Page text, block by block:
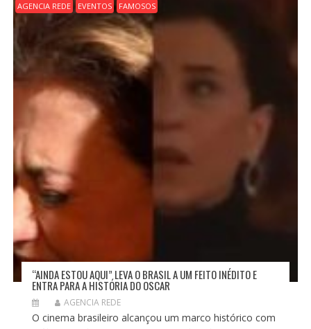
AGENCIA REDE EVENTOS FAMOSOS
“AINDA ESTOU AQUI” LEVA O BRASIL A UM FEITO INÉDITO E
ENTRA PARA A HISTÓRIA DO OSCAR
AGENCIA REDE
O cinema brasileiro alcançou um marco histórico com